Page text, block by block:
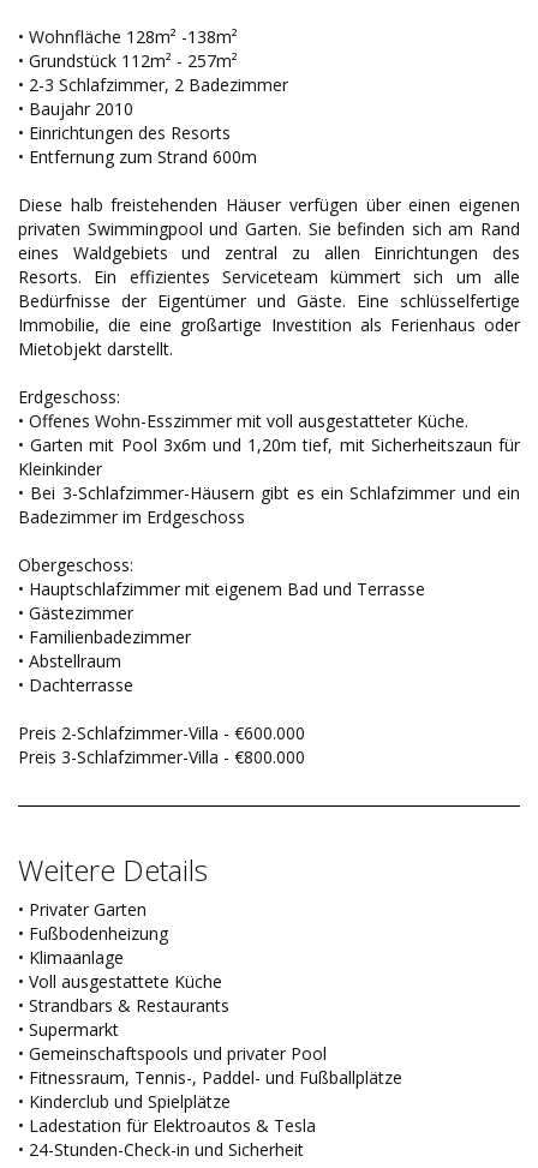
• Wohnfläche 128m² -138m²
• Grundstück 112m² - 257m²
• 2-3 Schlafzimmer, 2 Badezimmer
• Baujahr 2010
• Einrichtungen des Resorts
• Entfernung zum Strand 600m
Diese halb freistehenden Häuser verfügen über einen eigenen
privaten Swimmingpool und Garten. Sie befinden sich am Rand
eines Waldgebiets und zentral zu allen Einrichtungen des
Resorts. Ein effizientes Serviceteam kümmert sich um alle
Bedürfnisse der Eigentümer und Gäste. Eine schlüsselfertige
Immobilie, die eine großartige Investition als Ferienhaus oder
Mietobjekt darstellt.
Erdgeschoss:
• Offenes Wohn-Esszimmer mit voll ausgestatteter Küche.
• Garten mit Pool 3x6m und 1,20m tief, mit Sicherheitszaun für
Kleinkinder
• Bei 3-Schlafzimmer-Häusern gibt es ein Schlafzimmer und ein
Badezimmer im Erdgeschoss
Obergeschoss:
• Hauptschlafzimmer mit eigenem Bad und Terrasse
• Gästezimmer
• Familienbadezimmer
• Abstellraum
• Dachterrasse
Preis 2-Schlafzimmer-Villa - €600.000
Preis 3-Schlafzimmer-Villa - €800.000
Weitere Details
• Privater Garten
• Fußbodenheizung
• Klimaanlage
• Voll ausgestattete Küche
• Strandbars & Restaurants
• Supermarkt
• Gemeinschaftspools und privater Pool
• Fitnessraum, Tennis-, Paddel- und Fußballplätze
• Kinderclub und Spielplätze
• Ladestation für Elektroautos & Tesla
• 24-Stunden-Check-in und Sicherheit